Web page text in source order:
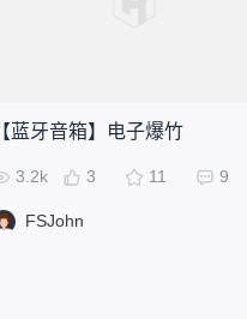
【蓝牙音箱】电子爆竹
3.2k 3 11 9
FSJohn